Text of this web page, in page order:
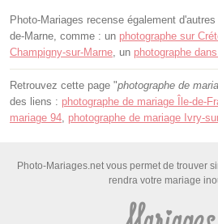
Photo-Mariages recense également
de-Marne, comme : un photographe sur
Champigny-sur-Marne, un photographe
Retrouvez cette page "photographe de
des liens : photographe de mariage Île-de-
mariage 94, photographe de mariage Ivry-
Photo-Mariages.net vous permet de trouver
rendra votre mariage